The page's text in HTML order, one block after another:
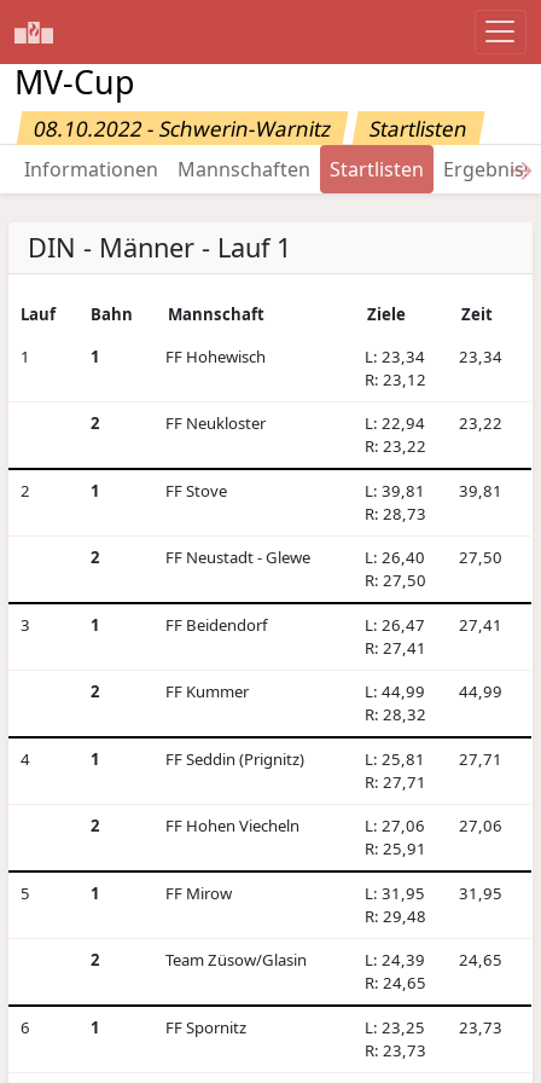
MV-Cup
08.10.2022 - Schwerin-Warnitz Startlisten
Informationen Mannschaften Startlisten →
DIN - Männer - Lauf 1
Lauf Bahn Mannschaft Ziele
Zeit
1
1 FF Hohewisch
L: 23,34
R: 23,12
23,34
2 FF Neukloster
L: 22,94
R: 23,22
23,22
2 1 FF Stove
L: 39,81
R: 28,73
39,81
2 FF Neustadt - Glewe
L: 26,40
R: 27,50
27,50
3 1 FF Beidendorf
L: 26,47
R: 27,41
27,41
2 FF Kummer
L: 44,99
R: 28,32
44,99
4 1 FF Seddin (Prignitz)
L: 25,81
R: 27,71
27,71
2 FF Hohen Viecheln
L: 27,06
R: 25,91
27,06
5 1 FF Mirow
L: 31,95
R: 29,48
31,95
2 Team Züsow/Glasin
L: 24,39
R: 24,65
24,65
6 1 FF Spornitz
L: 23,25
R: 23,73
23,73